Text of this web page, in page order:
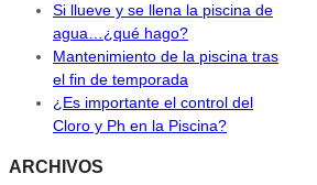
Si llueve y se llena la piscina de
agua…¿qué hago?
Mantenimiento de la piscina tras
el fin de temporada
¿Es importante el control del
Cloro y Ph en la Piscina?
ARCHIVOS